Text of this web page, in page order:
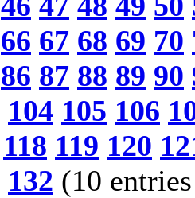
66 67 68 69 70
86 87 88 89 90
104 105 106
118 119 120
132 (10